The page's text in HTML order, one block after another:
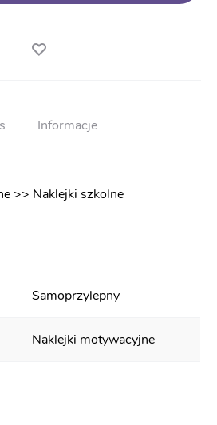
Informacje
>> Naklejki szkolne
Samoprzylepny
Naklejki motywacyjne